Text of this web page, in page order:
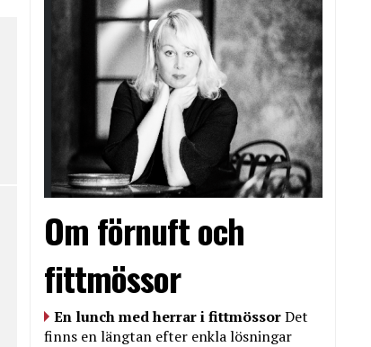
Om förnuft och
fittmössor
En lunch med herrar i fittmössorDet
finns en längtan efter enkla lösningar